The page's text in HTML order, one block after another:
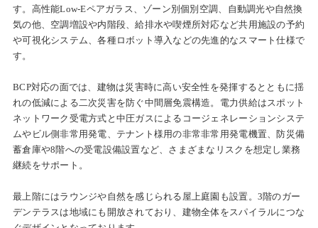
す。高性能Low-Eペアガラス、ゾーン別個別空調、自動調光や自然換
気の他、空調増設や内階段、給排水や喫煙所対応など共用施設の予約
や可視化システム、各種ロボット導入などの先進的なスマート仕様で
す。
BCP対応の面では、建物は災害時に高い安全性を発揮するとともに揺
れの低減による二次災害を防ぐ中間層免震構造。電力供給はスポット
ネットワーク受電方式と中圧ガスによるコージェネレーションシステ
ムやビル側非常用発電、テナント様用の非常非常用発電機置、防災備
蓄倉庫や8階への受電設備設置など、さまざまなリスクを想定し業務
継続をサポート。
最上階にはラウンジや自然を感じられる屋上庭園も設置。3階のガー
デンテラスは地域にも開放されており、建物全体をスパイラルにつな